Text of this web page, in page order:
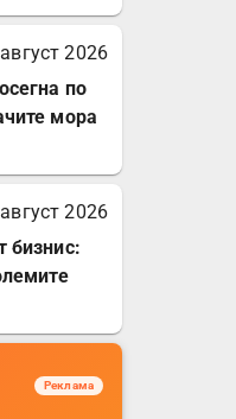
2026
по
мора
2026
бизнис:
Реклама